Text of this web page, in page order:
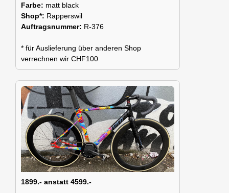
Farbe: matt black
Shop*: Rapperswil
Auftragsnummer: R-376
* für Auslieferung über anderen Shop
verrechnen wir CHF100
1899.- anstatt 4599.-